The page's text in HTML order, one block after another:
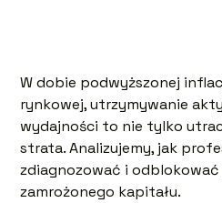
W dobie podwyższonej
rynkowej, utrzymywanie
wydajności to nie tylko
strata. Analizujemy, jak
zdiagnozować i
zamrożonego kapitału.